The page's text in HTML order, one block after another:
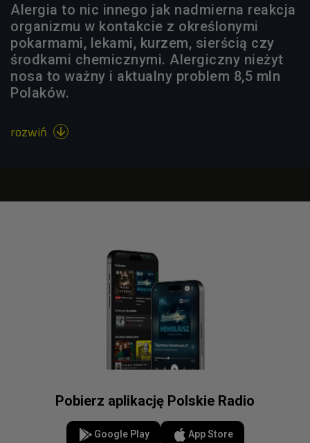
Alergia to nic innego jak nadmierna reakcja
organizmu w kontakcie z określonymi
pokarmami, lekami, kurzem, sierścią czy
środkami chemicznymi. Alergiczny nieżyt
nosa to ważny i aktualny problem 8,5 mln
Polaków.
rozwiń 
Pobierz aplikację Polskie Radio
Google Play App Store